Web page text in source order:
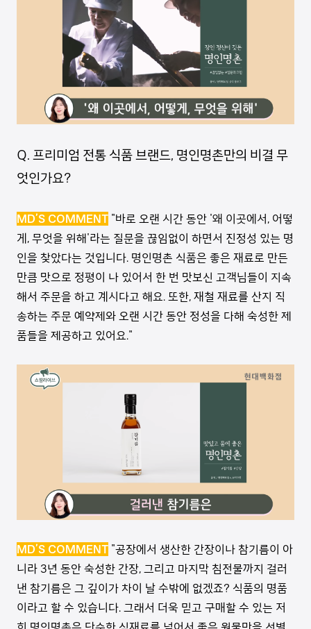
Q. 프리미엄 전통 식품 브랜드, 명인명촌만의 비결 무
엇인가요?
MD’S COMMENT "바로 오랜 시간 동안 '왜 이곳에서, 어떻
게, 무엇을 위해'라는 질문을 끊임없이 하면서 진정성 있는 명
인을 찾았다는 것입니다. 명인명촌 식품은 좋은 재료로 만든
만큼 맛으로 정평이 나 있어서 한 번 맛보신 고객님들이 지속
해서 주문을 하고 계시다고 해요. 또한, 재철 재료를 산지 직
송하는 주문 예약제와 오랜 시간 동안 정성을 다해 숙성한 제
품들을 제공하고 있어요."
MD’S COMMENT "공장에서 생산한 간장이나 참기름이 아
니라 3년 동안 숙성한 간장, 그리고 마지막 침전물까지 걸러
낸 참기름은 그 깊이가 차이 날 수밖에 없겠죠? 식품의 명품
이라고 할 수 있습니다. 그래서 더욱 믿고 구매할 수 있는 저